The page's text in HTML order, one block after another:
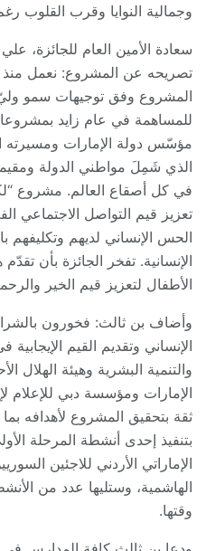
وجمالية النوايا وقرب القلوب
سعادة الأمين العام للجائزة،
تصريحه عن المشروع: نعمل منذ
المشروع وفق توجيهات سمو
للمساهمة في عام زايد
مؤسّس دولة الإمارات ومسيرته
الذي شَمِلَ مواطني الدولة
في كل أصقاع العالم. مشروع
تعزيز قيم التواصل الاجتماعي
الحس الإنساني لديهم وتكليفهم
الإنسانية. تفخر الجائزة بأن
الأطفال لتعزيز قيم الخير
وأضاف بن ثالث: فخورون
الإنساني وتقديم القيم
والتنمية البشرية وهيئة الهلال
الإمارات ومؤسسة دبي للإعلام
ثقة بتحقيق المشروع لأهدافه
بتنفيذ إحدى أنشطة المرحلة
الإماراتي الأردني للاجئين
الهاشمية، وستليها عدد من
وقتها.